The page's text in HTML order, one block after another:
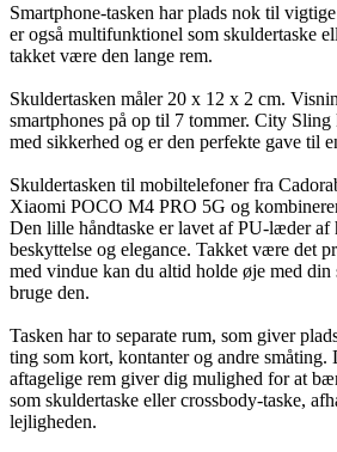
Smartphone-tasken har plads nok til
er også multifunktionel som skuldertaske
takket være den lange rem.
Skuldertasken måler 20 x 12 x 2 cm.
smartphones på op til 7 tommer. City Sling
med sikkerhed og er den perfekte gave til
Skuldertasken til mobiltelefoner fra
Xiaomi POCO M4 PRO 5G og
Den lille håndtaske er lavet af PU-læder
beskyttelse og elegance. Takket være det
med vindue kan du altid holde øje med din
bruge den.
Tasken har to separate rum, som giver
ting som kort, kontanter og andre småting.
aftagelige rem giver dig mulighed for at
som skuldertaske eller crossbody-taske,
lejligheden.